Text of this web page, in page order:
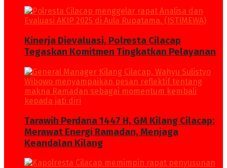
Kinerja Dievaluasi, Polresta Cilacap
Tegaskan Komitmen Tingkatkan Pelayanan
Tarawih Perdana 1447 H, GM Kilang Cilacap:
Merawat Energi Ramadan, Menjaga
Keandalan Kilang